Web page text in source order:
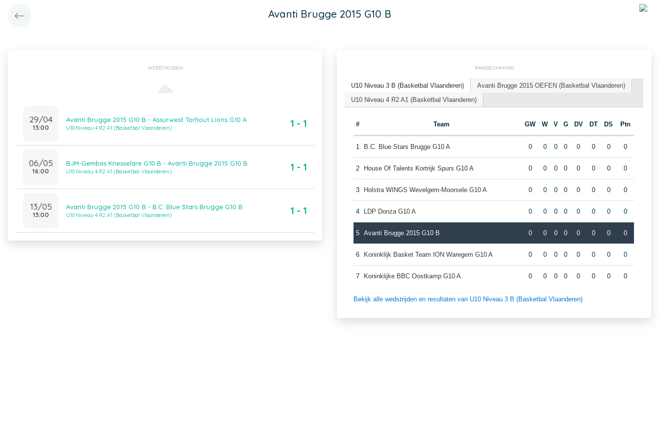
Avanti Brugge 2015 G10 B
WEDSTRIJDEN
29/04
13:00
Avanti Brugge 2015 G10 B - Assurwest Torhout Lions G10 A
U10 Niveau 4 R2 A1 (Basketbal Vlaanderen) 1 - 1
06/05
16:00
BJM-Gembas Knesselare G10 B - Avanti Brugge 2015 G10 B
U10 Niveau 4 R2 A1 (Basketbal Vlaanderen) 1 - 1
13/05
13:00
Avanti Brugge 2015 G10 B - B.C. Blue Stars Brugge G10 B
U10 Niveau 4 R2 A1 (Basketbal Vlaanderen) 1 - 1
RANGSCHIKKING
U10 Niveau 3 B (Basketbal Vlaanderen)
Avanti Brugge 2015 OEFEN (Basketbal Vlaanderen)
U10 Niveau 4 R2 A1 (Basketbal Vlaanderen)
# Team GW W V G DV DT DS Ptn
1 B.C. Blue Stars Brugge G10 A 0 0 0 0 0 0 0 0
2 House Of Talents Kortrijk Spurs G10 A 0 0 0 0 0 0 0 0
3 Holstra WINGS Wevelgem-Moorsele G10 A 0 0 0 0 0 0 0 0
4 LDP Donza G10 A 0 0 0 0 0 0 0 0
5 Avanti Brugge 2015 G10 B 0 0 0 0 0 0 0 0
6 Koninklijk Basket Team ION Waregem G10 A 0 0 0 0 0 0 0 0
7 Koninklijke BBC Oostkamp G10 A 0 0 0 0 0 0 0 0
Bekijk alle wedstrijden en resultaten van U10 Niveau 3 B (Basketbal Vlaanderen)